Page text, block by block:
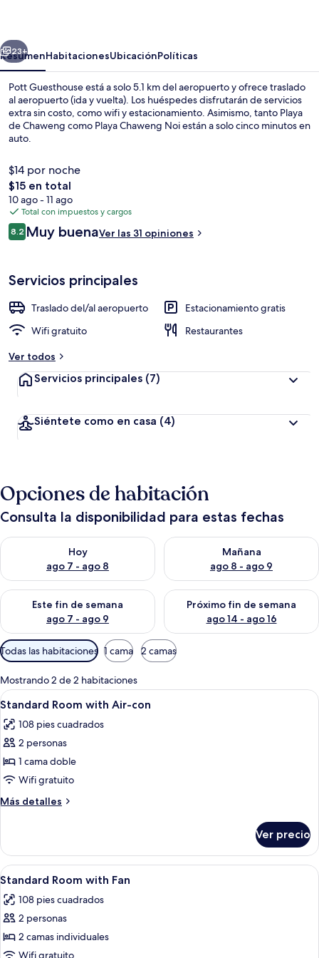
Siguiente
23+
ResumenHabitacionesUbicaciónPolíticas
Pott Guesthouse está a solo 5.1 km del aeropuerto y ofrece traslado
al aeropuerto (ida y vuelta). Los huéspedes disfrutarán de servicios
extra sin costo, como wifi y estacionamiento. Asimismo, tanto Playa
de Chaweng como Playa Chaweng Noi están a solo cinco minutos en
auto.
$14 por noche
El
precio
total
es
de
$15 en total
10 ago - 11 ago
Total con impuestos y cargos
Opiniones
8.28.2 de 10,
Muy buenaVer las 31 opiniones
Servicios principales
Traslado del/al aeropuerto
Estacionamiento gratis
Wifi gratuito
Restaurantes
Ver todos
Servicios principales (7)
Siéntete como en casa (4)
Opciones de habitación
Consulta la disponibilidad para estas fechas
Hoy
ago 7 - ago 8
Consulta la disponibilidad para hoy ago 7 - ago 8
Mañana
ago 8 - ago 9
Consulta la disponibilidad
Este fin de semana
ago 7 - ago 9
Consulta la disponibilidad para este fin de semana ago 7 -
Próximo fin de semana
ago 14 - ago 16
Consulta la disponibilidad
Filtros
disponibles
para
las
habitaciones
Todas las habitaciones 1 cama 2 camas
Mostrando 2 de 2 habitaciones
Abrir
todas
las
fotos
de
Standard
Room
with
con
Un dormitorio con cama, escritorio,
3
Standard Room with Air-con
108 pies cuadrados
2 personas
1 cama doble
Wifi gratuito
Más detalles
Más
Room
with
Air-
Ver precio
Abrir
todas
las
fotos
de
Standard
Un baño con lavamanos, inodoro y
6
Standard Room with Fan
108 pies cuadrados
2 personas
2 camas individuales
Wifi gratuito